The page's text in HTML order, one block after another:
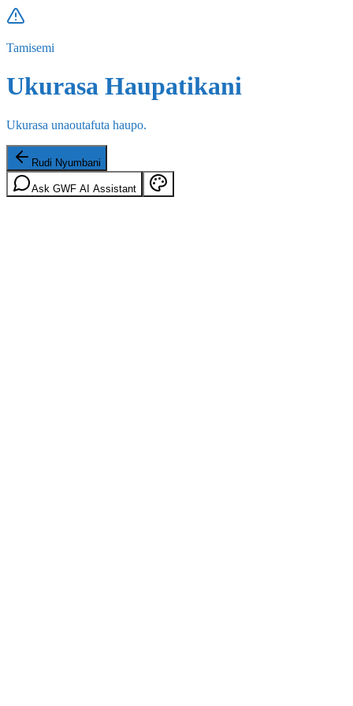
Tamisemi
Ukurasa Haupatikani
Ukurasa unaoutafuta haupo.
Rudi Nyumbani
Ask GWF AI Assistant